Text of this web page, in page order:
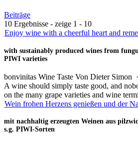
Beiträge
10 Ergebnisse - zeige 1 - 10
Enjoy wine with a cheerful heart and
with sustainably produced wines from
PIWI varieties
bonvinitas Wine Taste Von Dieter Simon ·
A wine should simply taste good, and
on the many grape varieties and wine
Wein frohen Herzens genießen und der
mit nachhaltig erzeugten Weinen aus
s.g. PIWI-Sorten